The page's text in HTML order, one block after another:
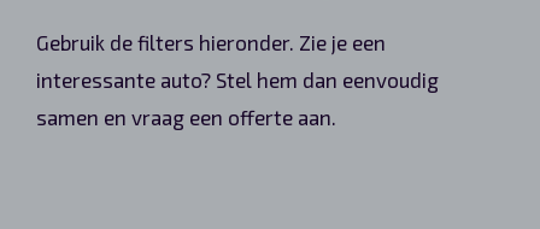
Gebruik de filters hieronder. Zie je een
interessante auto? Stel hem dan eenvoudig
samen en vraag een offerte aan.
Shortlease